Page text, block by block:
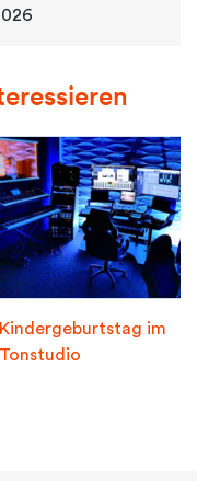
Kindergeburtstag im
Tonstudio